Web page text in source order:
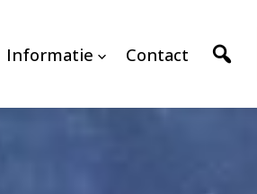
Informatie Contact